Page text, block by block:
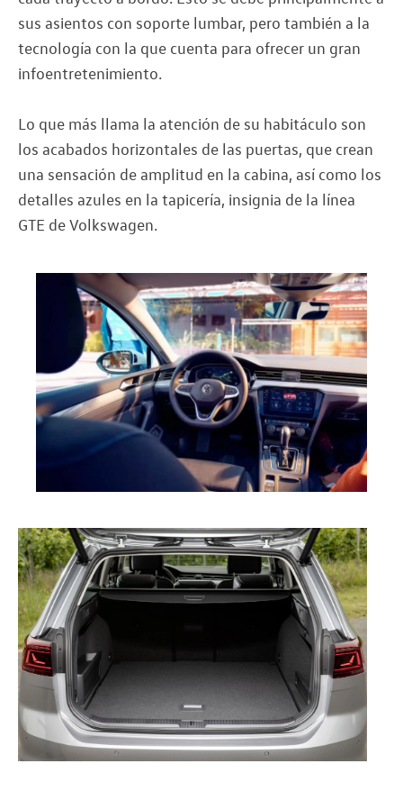
sus asientos con soporte lumbar, pero también a la
tecnología con la que cuenta para ofrecer un gran
infoentretenimiento.
Lo que más llama la atención de su habitáculo son
los acabados horizontales de las puertas, que crean
una sensación de amplitud en la cabina, así como los
detalles azules en la tapicería, insignia de la línea
GTE de Volkswagen.